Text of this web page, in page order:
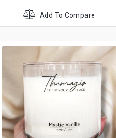
Add To Compare